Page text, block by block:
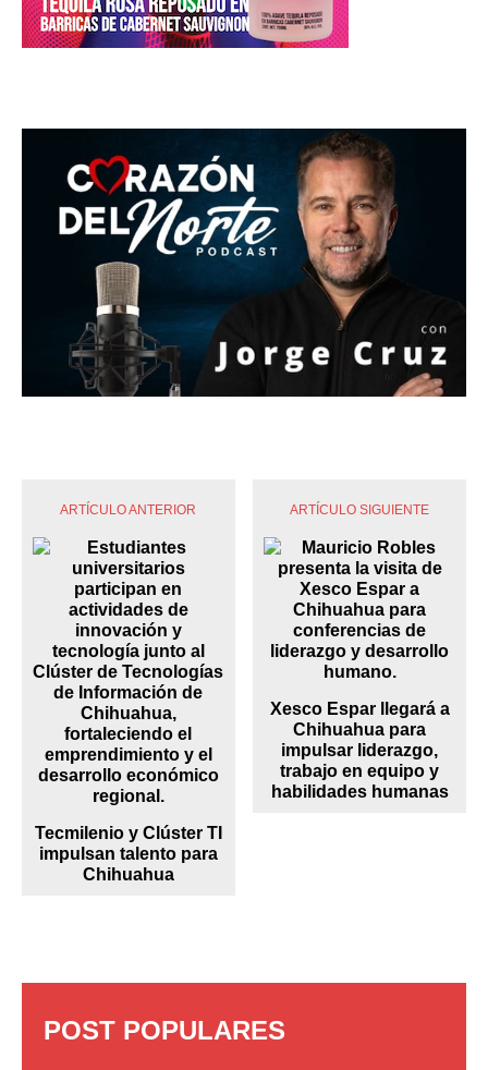
ARTÍCULO ANTERIOR
Tecmilenio y Clúster TI
impulsan talento para
Chihuahua
ARTÍCULO SIGUIENTE
Xesco Espar llegará a
Chihuahua para
impulsar liderazgo,
trabajo en equipo y
habilidades humanas
POST POPULARES